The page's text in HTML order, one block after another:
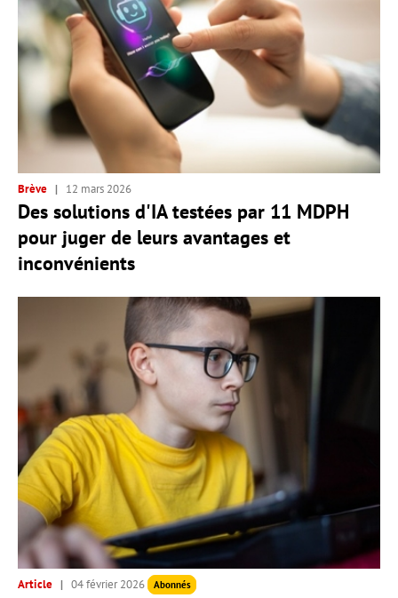
Brève 12 mars 2026
Des solutions d'IA testées par 11 MDPH
pour juger de leurs avantages et
inconvénients
Article 04 février 2026 Abonnés